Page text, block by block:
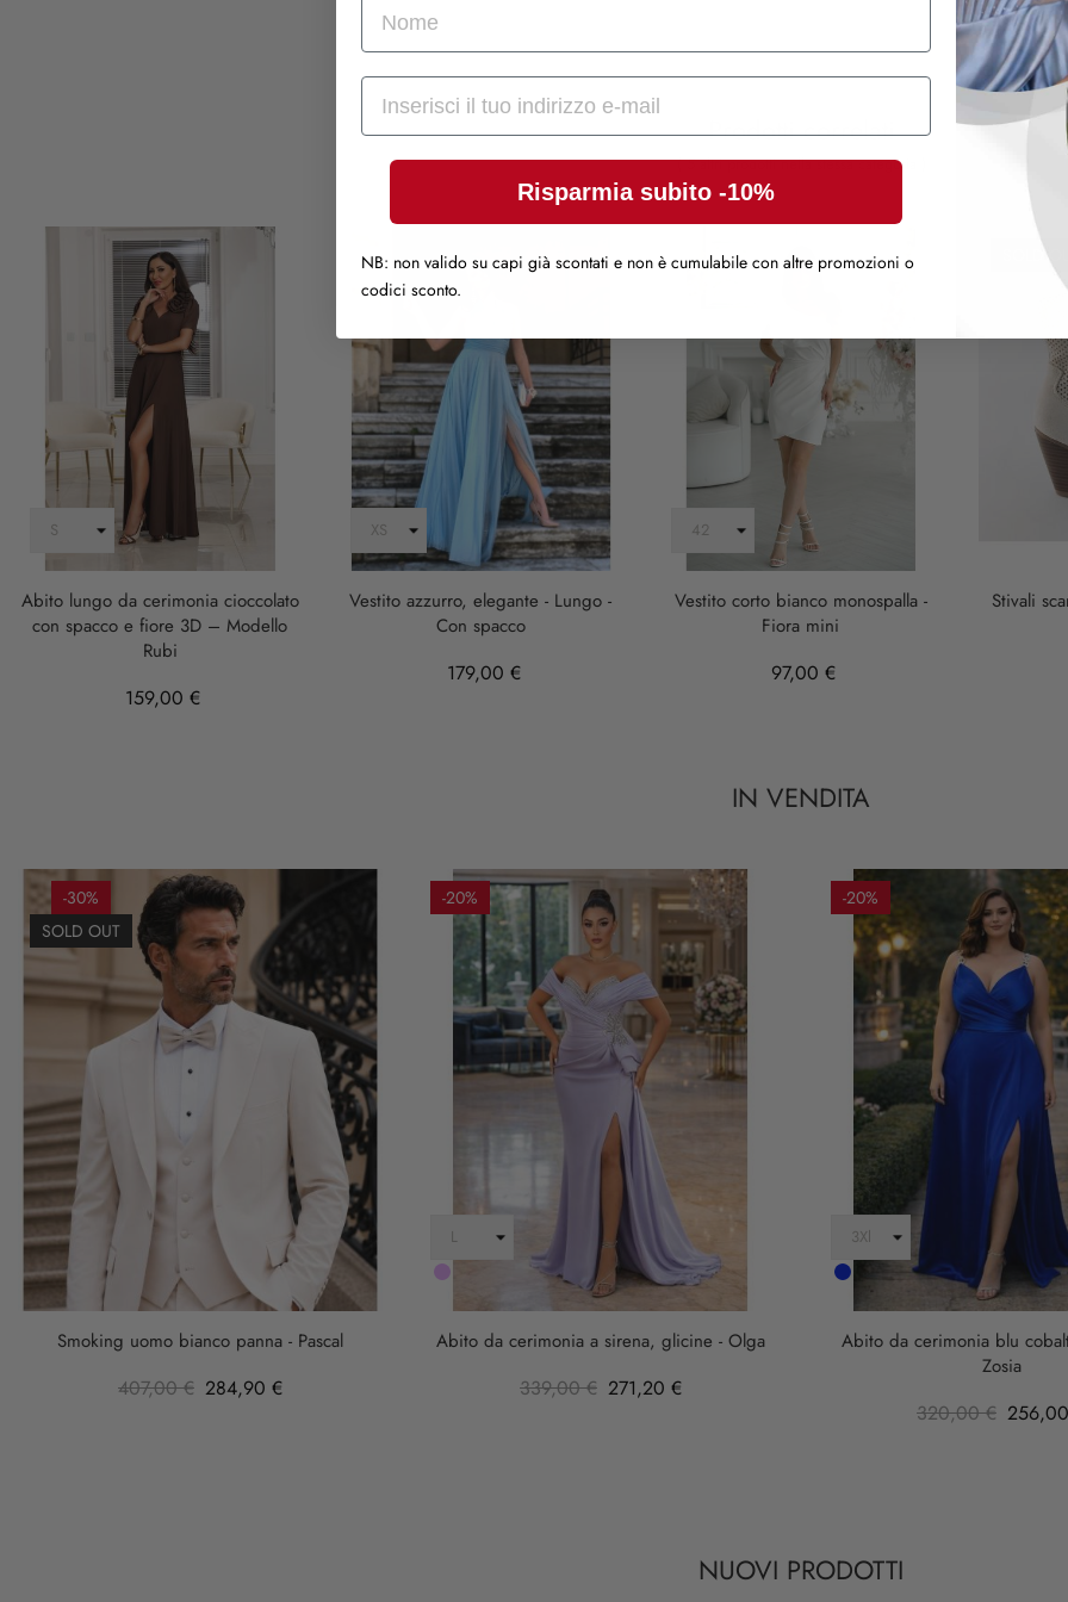
Prodotti correlati
( 5 altri prodotti nella stessa categoria )
Abito lungo da cerimonia cioccolato
con spacco e fiore 3D – Modello
Rubi
159,00 €
Vestito azzurro, elegante - Lungo -
Con spacco
179,00 €
Vestito corto bianco monospalla -
Fiora mini
97,00 €
SOLD
Stivali
IN VENDITA
-30%
SOLD OUT
Smoking uomo bianco panna - Pascal
407,00 € 284,90 €
-20%
LILLA
Abito da cerimonia a sirena, glicine - Olga
339,00 € 271,20 €
-20%
Cobalto
Abito da cerimonia blu
Zosia
320,00 €
NUOVI PRODOTTI
Mail
Risparmia subito -10%
NB: non valido su capi già scontati e non è cumulabile con altre promozioni o
codici sconto.